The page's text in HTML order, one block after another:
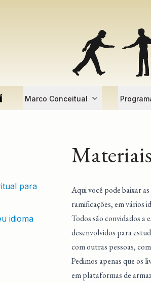
Marco Conceitual
para
idioma
Aqui você pode baixar
ramificações, em vários
Todos são convidados a
desenvolvidos para
com outras pessoas,
Pedimos apenas que os
em plataformas de